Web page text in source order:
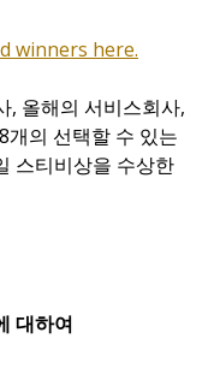
winners here.
, 올해의 서비스회사,
개의 선택할 수 있는
스티비상을 수상한
대하여